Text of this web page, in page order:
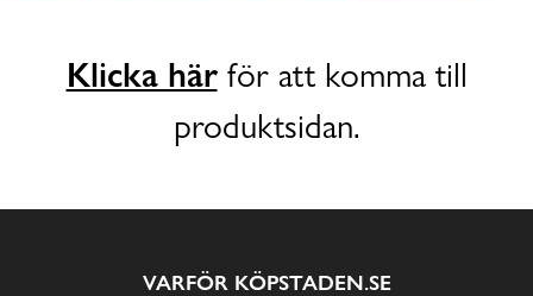
Klicka härför att komma till
produktsidan.
VARFÖR KÖPSTADEN.SE